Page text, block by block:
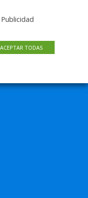
Escritorio
Publicidad
ACEPTAR TODAS